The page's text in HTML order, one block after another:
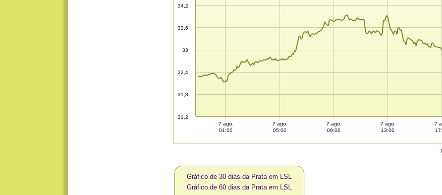
31,2
31,8
32,4
33
33,6
34,2
7 ago.
01:00
7 ago.
05:00
7 ago.
09:00
7 ago.
13:00
7
Gráfico de 30 dias da Prata em LSL
Gráfico de 60 dias da Prata em LSL